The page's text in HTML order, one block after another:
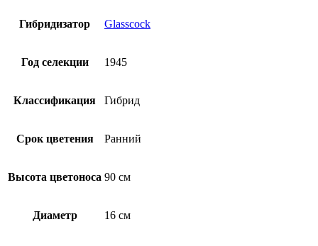
Гибридизатор Glasscock
Год селекции 1945
Классификация Гибрид
Срок цветения Ранний
Высота цветоноса 90 см
Диаметр 16 см